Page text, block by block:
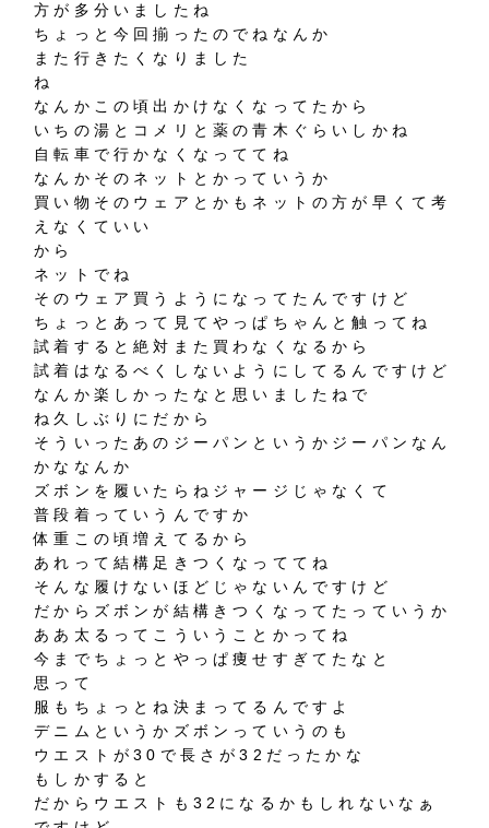
方が多分いましたね
ちょっと今回揃ったのでねなんか
また行きたくなりました
ね
なんかこの頃出かけなくなってたから
いちの湯とコメリと薬の青木ぐらいしかね
自転車で行かなくなっててね
なんかそのネットとかっていうか
買い物そのウェアとかもネットの方が早くて考
えなくていい
から
ネットでね
そのウェア買うようになってたんですけど
ちょっとあって見てやっぱちゃんと触ってね
試着すると絶対また買わなくなるから
試着はなるべくしないようにしてるんですけど
なんか楽しかったなと思いましたねで
ね久しぶりにだから
そういったあのジーパンというかジーパンなん
かななんか
ズボンを履いたらねジャージじゃなくて
普段着っていうんですか
体重この頃増えてるから
あれって結構足きつくなっててね
そんな履けないほどじゃないんですけど
だからズボンが結構きつくなってたっていうか
ああ太るってこういうことかってね
今までちょっとやっぱ痩せすぎてたなと
思って
服もちょっとね決まってるんですよ
デニムというかズボンっていうのも
ウエストが30で長さが32だったかな
もしかすると
だからウエストも32になるかもしれないなぁ